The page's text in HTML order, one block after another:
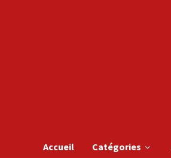
Accueil Catégories